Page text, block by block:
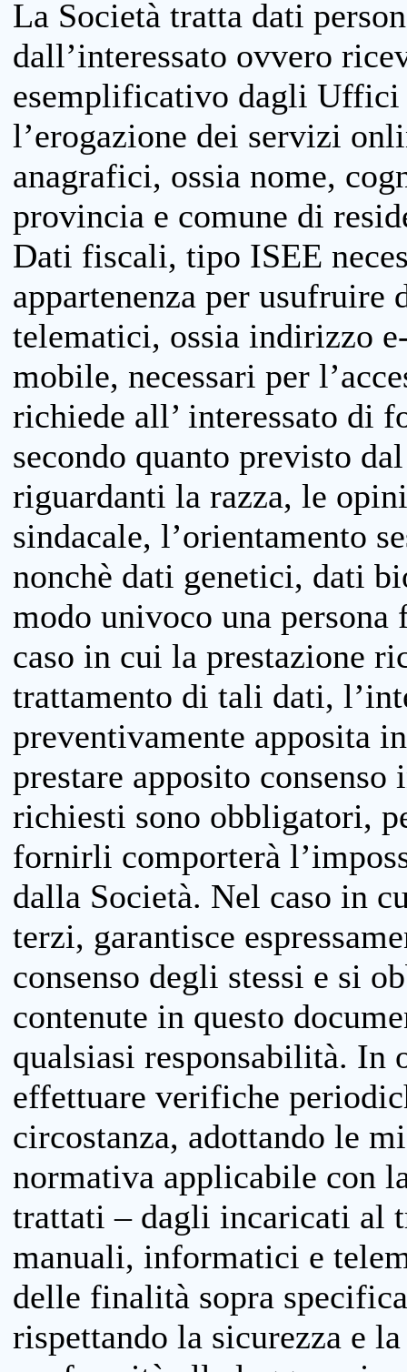
La Società tratta dati
dall’interessato ovvero
esemplificativo dagli
l’erogazione dei servizi
anagrafici, ossia nome,
provincia e comune di
Dati fiscali, tipo ISEE
appartenenza per
telematici, ossia indirizzo
mobile, necessari per
richiede all’ interessato di
secondo quanto previsto
riguardanti la razza, le
sindacale, l’orientamento
nonchè dati genetici, dati
modo univoco una
caso in cui la prestazione
trattamento di tali dati,
preventivamente apposita
prestare apposito
richiesti sono obbligatori,
fornirli comporterà
dalla Società. Nel caso in
terzi, garantisce
consenso degli stessi e si
contenute in questo
qualsiasi responsabilità. In
effettuare verifiche
circostanza, adottando le
normativa applicabile con
trattati – dagli incaricati al
manuali, informatici e
delle finalità sopra
rispettando la sicurezza e